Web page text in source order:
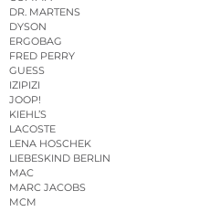
DR. MARTENS
DYSON
ERGOBAG
FRED PERRY
GUESS
IZIPIZI
JOOP!
KIEHL’S
LACOSTE
LENA HOSCHEK
LIEBESKIND BERLIN
MAC
MARC JACOBS
MCM